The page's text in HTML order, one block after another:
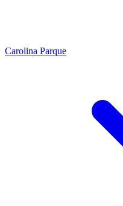
Carolina Parque